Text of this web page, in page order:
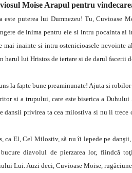
Moise Arapul pentru
este puterea lui Dumnezeu! Tu, Cuvioase
de inima pentru ele si intru pocainta ai
mai inainte si intru ostenicioasele
harul lui Hristos de iertare si de darul facerii
la fapte bune preaminunate! Ajuta si
si a trupului, care este biserica a Duhului
dansii privirea ta cea milostiva si nu ii
ca El, Cel Milostiv, să nu îi lepede pe
diavolul de pierzarea lor, fiindcă
Lui. Auzi deci, Cuvioase Moise,